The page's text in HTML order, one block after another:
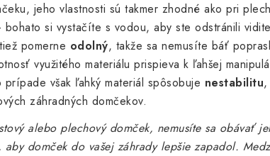
jeho vlastnosti sú takmer zhodné ako pri
si vystačíte s vodou, aby ste odstránili
pomerne odolný, takže sa nemusíte báť
využitého materiálu prispieva k ľahšej
však ľahký materiál spôsobuje nestabilitu
záhradných domčekov.
alebo plechový domček, nemusíte sa obávať
aby domček do vašej záhrady lepšie zapadol.